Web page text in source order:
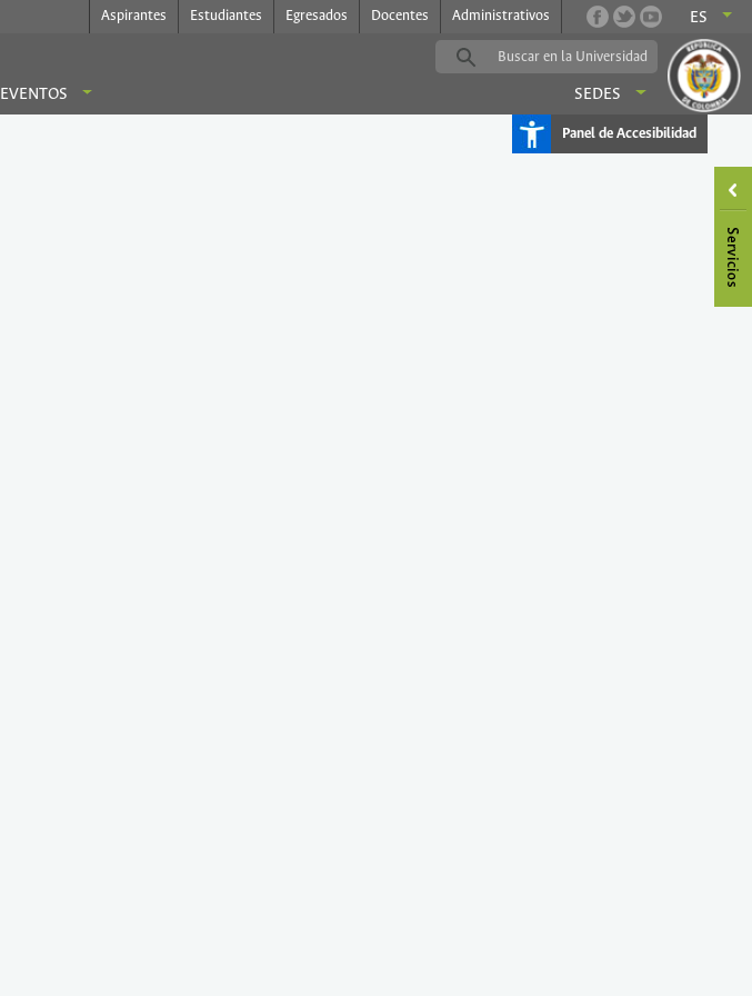
Aspirantes Estudiantes Egresados Docentes Administrativos ES
EVENTOS SEDES
Panel de Accesibilidad